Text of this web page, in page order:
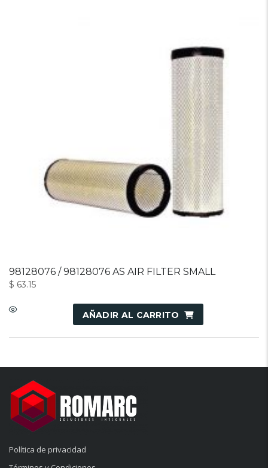
98128076 / 98128076 AS AIR FILTER SMALL
$ 63.15
AÑADIR AL CARRITO
Política de privacidad